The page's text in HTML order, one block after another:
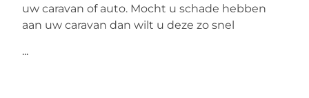
uw caravan of auto. Mocht u schade hebben
aan uw caravan dan wilt u deze zo snel
...